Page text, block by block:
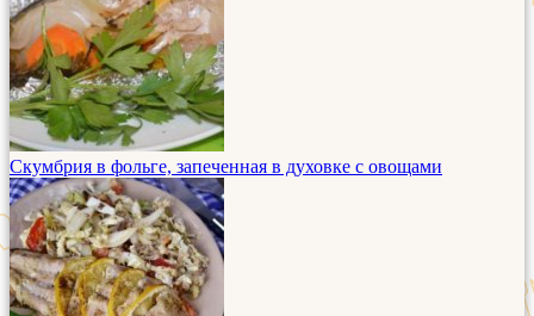
Скумбрия в фольге, запеченная в духовке с овощами